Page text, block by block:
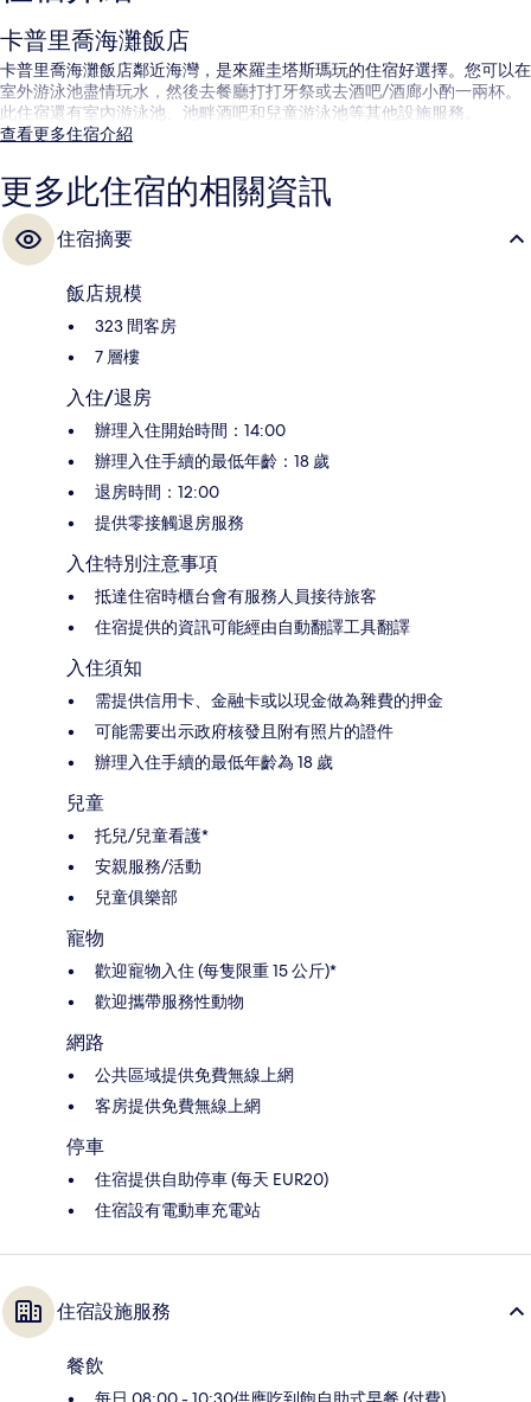
卡普里喬海灘飯店
卡普里喬海灘飯店鄰近海灣，是來羅圭塔斯瑪玩的住宿好選擇。您可以在
室外游泳池盡情玩水，然後去餐廳打打牙祭或去酒吧/酒廊小酌一兩杯。
此住宿還有室內游泳池、池畔酒吧和兒童游泳池等其他設施服務。
查看更多住宿介紹
更多此住宿的相關資訊
住宿摘要
飯店規模
323 間客房
7 層樓
入住/退房
辦理入住開始時間：14:00
辦理入住手續的最低年齡：18 歲
退房時間：12:00
提供零接觸退房服務
入住特別注意事項
抵達住宿時櫃台會有服務人員接待旅客
住宿提供的資訊可能經由自動翻譯工具翻譯
入住須知
需提供信用卡、金融卡或以現金做為雜費的押金
可能需要出示政府核發且附有照片的證件
辦理入住手續的最低年齡為 18 歲
兒童
托兒/兒童看護*
安親服務/活動
兒童俱樂部
寵物
歡迎寵物入住 (每隻限重 15 公斤)*
歡迎攜帶服務性動物
網路
公共區域提供免費無線上網
客房提供免費無線上網
停車
住宿提供自助停車 (每天 EUR20)
住宿設有電動車充電站
住宿設施服務
餐飲